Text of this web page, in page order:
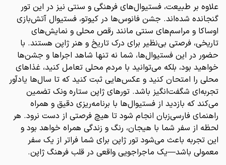
علاوه بر طبیعت، فستیوال‌های فرهنگی و سنتی نیز در این تور
گنجانده شده‌اند. جشن فانوس‌ها در کیوتو، فستیوال آتش‌بازی
اوساکا و مراسم‌های سنتی مانند رقص محلی و نمایش‌های
تاریخی، فرصتی بی‌نظیر برای درک تاریخ و هنر ژاپن هستند. با
حضور در این فستیوال‌ها، شما نه تنها شاهد اجراها و جشن‌ها
خواهید بود، بلکه می‌توانید با مردم محلی تعامل کنید، غذاهای
محلی را امتحان کنید و عکس‌هایی ثبت کنید که تا سال‌ها یادآور
تجربه‌ای شگفت‌انگیز باشد. تور‌های ژاپن ستاره ونک تضمین
می‌کند که بازدید از فستیوال‌ها با برنامه‌ریزی دقیق و همراه
راهنمای فارسی‌زبان انجام شود تا هیچ فرصتی از دست نرود. هر
لحظه از سفر شما با هیجان، رنگ و زندگی همراه خواهد بود و
این تجربه باعث می‌شود تور ژاپن برای شما فراتر از یک سفر
معمولی باشد—یک ماجراجویی واقعی در قلب فرهنگ ژاپن.